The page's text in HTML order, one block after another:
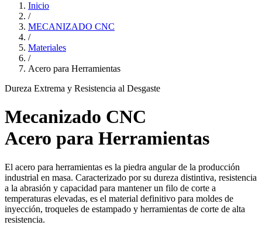
Inicio
/
MECANIZADO CNC
/
Materiales
/
Acero para Herramientas
Dureza Extrema y Resistencia al Desgaste
Mecanizado CNC
Acero para Herramientas
El acero para herramientas es la piedra angular de la producción
industrial en masa. Caracterizado por su dureza distintiva, resistencia
a la abrasión y capacidad para mantener un filo de corte a
temperaturas elevadas, es el material definitivo para moldes de
inyección, troqueles de estampado y herramientas de corte de alta
resistencia.